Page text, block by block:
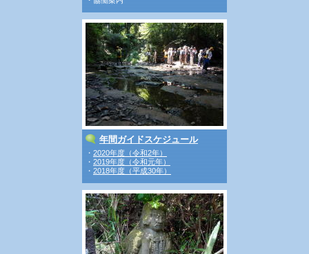
年間ガイドスケジュール
・ 2020年度（令和2年）
・ 2019年度（令和元年）
・ 2018年度（平成30年）